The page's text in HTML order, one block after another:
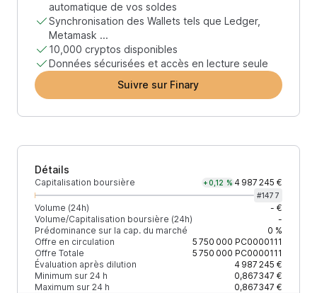
automatique de vos soldes
Synchronisation des Wallets tels que Ledger,
Metamask ...
10,000 cryptos disponibles
Données sécurisées et accès en lecture seule
Suivre sur Finary
Détails
Capitalisation boursière +0,12 % 4 987 245 €
#1477
Volume (24h)
- €
Volume/Capitalisation boursière (24h)
-
Prédominance sur la cap. du marché
0 %
Offre en circulation
5 750 000 PC0000111
Offre Totale
5 750 000 PC0000111
Évaluation après dilution
4 987 245 €
Minimum sur 24 h
0,867347 €
Maximum sur 24 h
0,867347 €